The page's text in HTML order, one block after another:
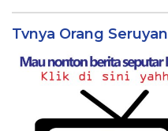
Tvnya Orang Seruyan